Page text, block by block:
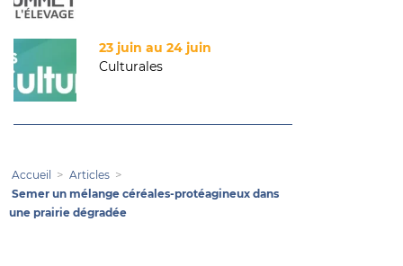
23 juin au 24 juin
Culturales
Accueil
Articles
Semer un mélange céréales-protéagineux dans
une prairie dégradée